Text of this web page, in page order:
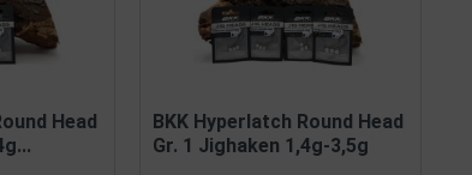
Head
BKK Hyperlatch Round Head
Gr. 1 Jighaken 1,4g-3,5g